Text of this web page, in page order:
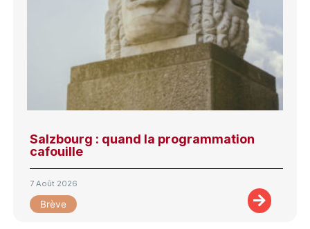
Salzbourg : quand la programmation
cafouille
7 Août 2026
Brève